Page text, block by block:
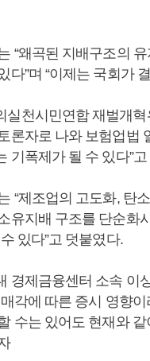
“왜곡된 지배구조의
다”며 “이제는 국회가
실천시민연합 재벌개
론자로 나와 보험업법
기폭제가 될 수 있다”
“제조업의 고도화, 탄
유지배 구조를 단순화
있다”고 덧붙였다.
경제금융센터 소속 이
각에 따른 증시 영향
수는 있어도 현재와